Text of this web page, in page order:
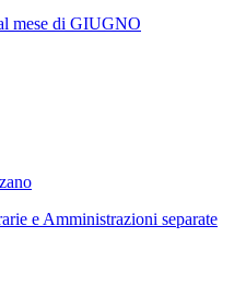
mese di GIUGNO
e Amministrazioni separate